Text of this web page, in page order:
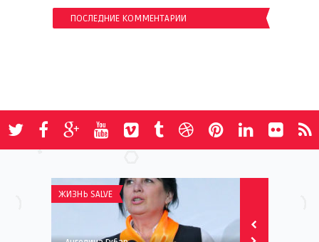
ПОСЛЕДНИЕ КОММЕНТАРИИ
ЖИЗНЬ SALVE